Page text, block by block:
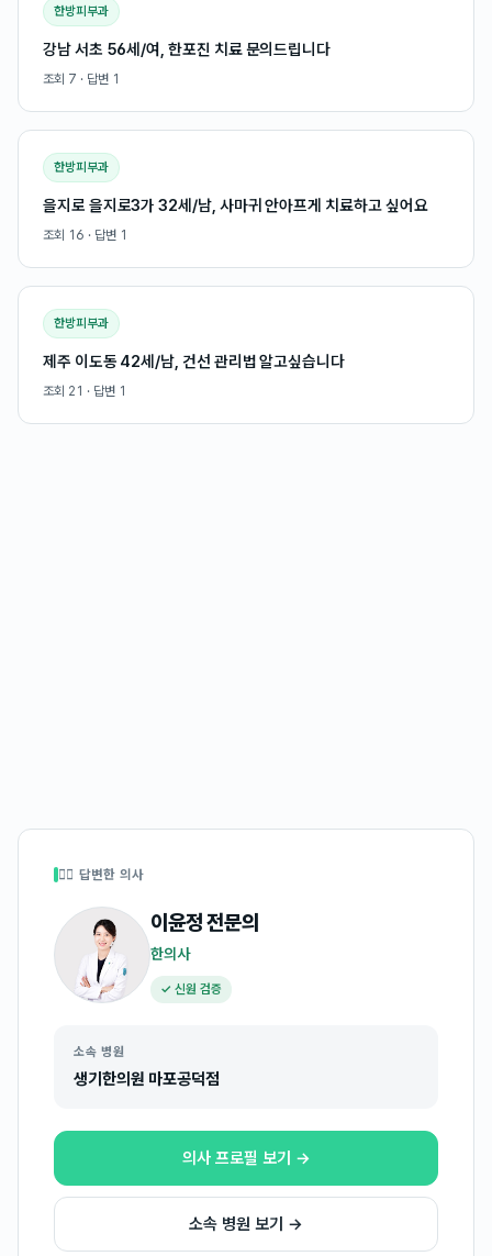
한방피부과
강남 서초 56세/여, 한포진 치료 문의드립니다
조회 7 · 답변 1
한방피부과
을지로 을지로3가 32세/남, 사마귀 안아프게 치료하고 싶어요
조회 16 · 답변 1
한방피부과
제주 이도동 42세/남, 건선 관리법 알고싶습니다
조회 21 · 답변 1
👩‍⚕️ 답변한 의사
이윤정전문의
한의사
✓ 신원 검증
소속 병원
생기한의원 마포공덕점
의사 프로필 보기 →
소속 병원 보기 →